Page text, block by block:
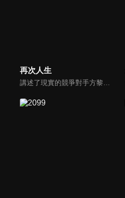
再次人生
講述了現實的競爭對手方黎和安航，因一次意外受困在虛擬世界並成為一對夫妻。但兩人系統任務對立，必須擊敗對方才能回到現實。為此二人一路高能角力，成為系統中的“史密斯夫婦”，在相愛相殺中彼此動心，成功改寫系統規則！